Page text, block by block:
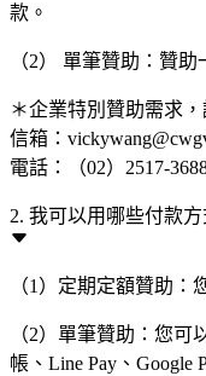
款。
（2） 單筆贊助：贊
＊企業特別贊助需求
信箱：
電話：（02）2517-
2. 我可以用哪些付款方
（1）定期定額贊助：
（2）單筆贊助：您
帳、Line Pay、Google